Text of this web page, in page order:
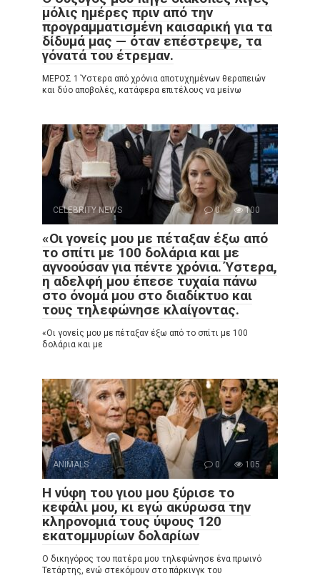
μόλις ημέρες πριν από την
προγραμματισμένη καισαρική για τα
δίδυμά μας — όταν επέστρεψε, τα
γόνατά του έτρεμαν.
ΜΕΡΟΣ 1 Ύστερα από χρόνια αποτυχημένων θεραπειών
και δύο αποβολές, κατάφερα επιτέλους να μείνω
CELEBRITY NEWS 0 100
«Οι γονείς μου με πέταξαν έξω από
το σπίτι με 100 δολάρια και με
αγνοούσαν για πέντε χρόνια. Ύστερα,
η αδελφή μου έπεσε τυχαία πάνω
στο όνομά μου στο διαδίκτυο και
τους τηλεφώνησε κλαίγοντας.
«Οι γονείς μου με πέταξαν έξω από το σπίτι με 100
δολάρια και με
ANIMALS 0 105
Η νύφη του γιου μου ξύρισε το
κεφάλι μου, κι εγώ ακύρωσα την
κληρονομιά τους ύψους 120
εκατομμυρίων δολαρίων
Ο δικηγόρος του πατέρα μου τηλεφώνησε ένα πρωινό
Τετάρτης, ενώ στεκόμουν στο πάρκινγκ του